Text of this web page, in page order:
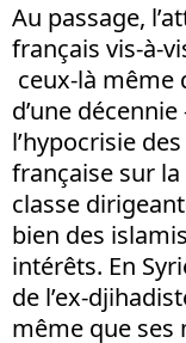
Au passage,
français vis-à-
ceux-là même
d’une
l’hypocrisie
française sur la
classe
bien des
intérêts. En
de l’ex-
même que ses